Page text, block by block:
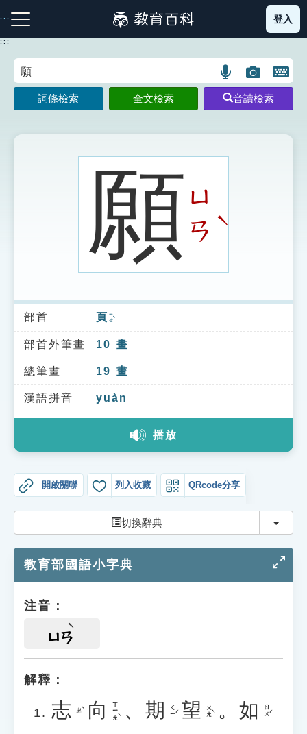
到
主
:::
注音索引圖示 筆畫索引圖示 部首索引表圖示
索引選單
知識索引
單字索引
生命大百科索引
教學應用
貓頭鷹博士
登入
:::
語
言
搜
示
圖
片
搜
開
鍵
圖
詞條檢索 全文檢索 音讀檢索
願ㄩ
ㄢˋ
部首 頁 ㄧㄝˋ
部首外筆畫 10 畫
總筆畫 19 畫
漢語拼音 yuàn
播放
開啟關聯 列入收藏 QRcode分享
切換辭典 切換
教育部國語小字典
注音：
ㄩㄢ
解釋：
志 ㄓˋ 向 ㄒㄧㄤˋ 、 期 ㄑㄧˊ 望 ㄨㄤˋ 。 如 ㄖㄨˊ